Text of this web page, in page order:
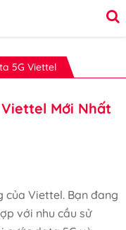
5G Viettel
Mới Nhất
của Viettel. Bạn đang
với nhu cầu sử